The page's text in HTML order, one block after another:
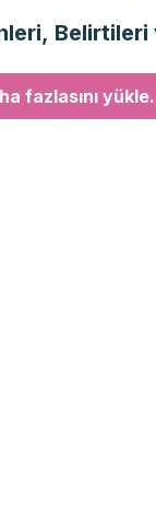
Belirtileri
fazlasını